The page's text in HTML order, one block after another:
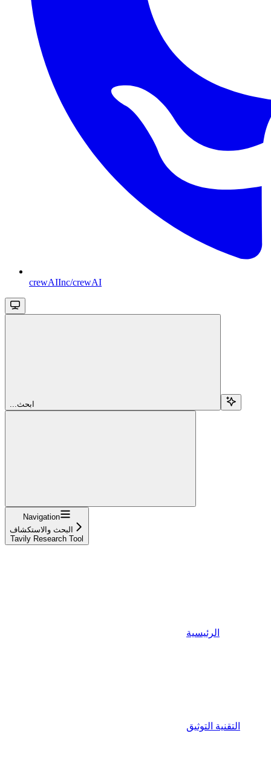
crewAIInc/crewAI
...ابحث
Navigation
البحث والاستكشاف
Tavily Research Tool
الرئيسية
التقنية التوثيق